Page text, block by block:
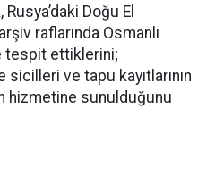
Rusya’daki Doğu El
raflarında Osmanlı
tespit ettiklerini;
ve tapu kayıtlarının
hizmetine sunulduğunu